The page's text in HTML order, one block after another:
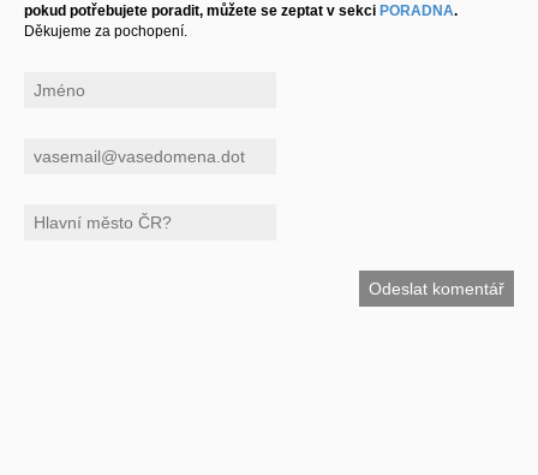
pokud potřebujete poradit, můžete se zeptat v sekci PORADNA.
Děkujeme za pochopení.